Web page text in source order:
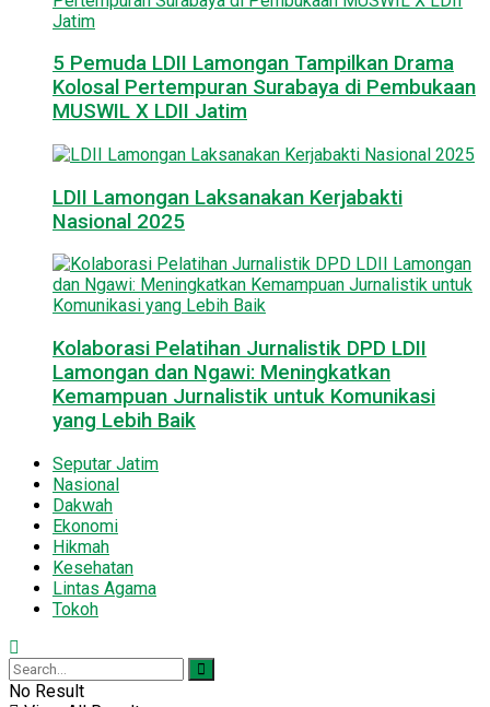
5 Pemuda LDII Lamongan Tampilkan Drama
Kolosal Pertempuran Surabaya di Pembukaan
MUSWIL X LDII Jatim
LDII Lamongan Laksanakan Kerjabakti
Nasional 2025
Kolaborasi Pelatihan Jurnalistik DPD LDII
Lamongan dan Ngawi: Meningkatkan
Kemampuan Jurnalistik untuk Komunikasi
yang Lebih Baik
Seputar Jatim
Nasional
Dakwah
Ekonomi
Hikmah
Kesehatan
Lintas Agama
Tokoh
No Result